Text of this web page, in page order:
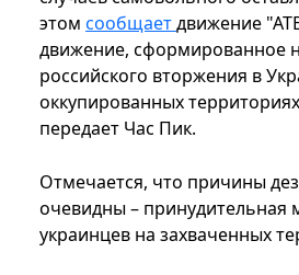
этом сообщаетдвижение
движение, сформированное
российского вторжения в
оккупированных
передает Час Пик.
Отмечается, что причины
очевидны – принудительная
украинцев на захваченных